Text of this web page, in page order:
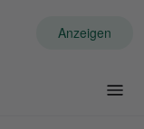
Anzeigen